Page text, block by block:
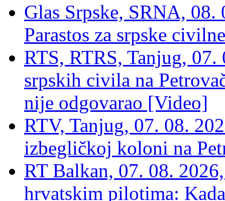
Glas Srpske, SRNA,
Parastos za srpske
RTS, RTRS, Tanjug,
srpskih civila na
nije odgovarao [Video]
RTV, Tanjug, 07. 08.
izbegličkoj koloni na
RT Balkan, 07. 08.
hrvatskim pilotima: